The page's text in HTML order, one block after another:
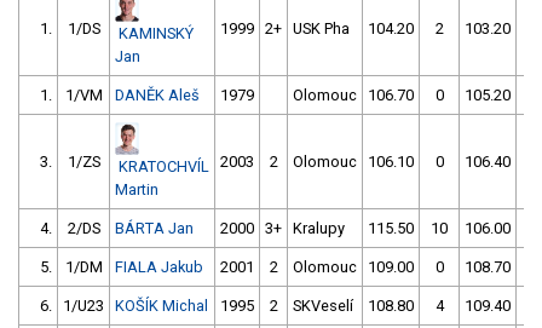
1. 1/DS
KAMINSKÝ
Jan
1999 2+ USK Pha 104.20 2 103.20
1. 1/VM DANĚK Aleš 1979 Olomouc 106.70 0 105.20
3. 1/ZS
KRATOCHVÍL
Martin
2003 2 Olomouc 106.10 0 106.40
4. 2/DS BÁRTA Jan 2000 3+ Kralupy 115.50 10 106.00
5. 1/DM FIALA Jakub 2001 2 Olomouc 109.00 0 108.70
6. 1/U23 KOŠÍK Michal 1995 2 SKVeselí 108.80 4 109.40